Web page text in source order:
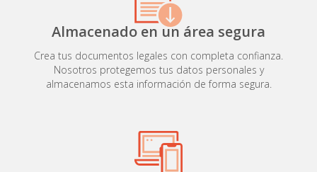
Almacenado en un área segura
Crea tus documentos legales con completa confianza.
Nosotros protegemos tus datos personales y
almacenamos esta información de forma segura.